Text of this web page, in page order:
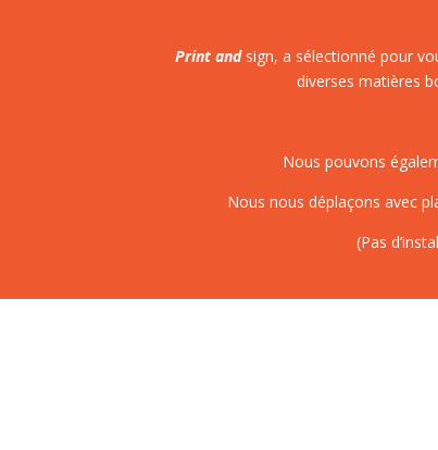
Print andsign, a sélectionné pour
diverses matières
Nous pouvons
Nous nous déplaçons avec
(Pas